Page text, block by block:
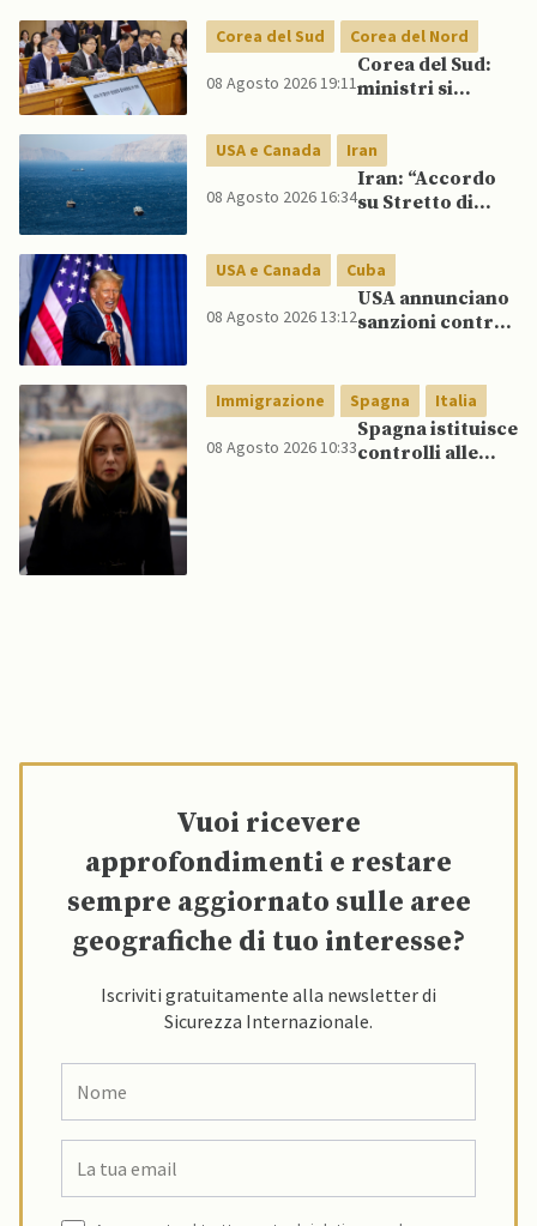
Corea del Sud Corea del Nord
08 Agosto 2026 19:11
Corea del Sud:
ministri si
pubblicamente
su politica con il
Nord, mentre
Lee spinge per
USA e Canada Iran
08 Agosto 2026 16:34
Iran: “Accordo
su Stretto di
ma non aprirà il
canale”
USA e Canada Cuba
08 Agosto 2026 13:12
USA annunciano
sanzioni contro
Immigrazione Spagna Italia
08 Agosto 2026 10:33
Spagna istituisce
controlli alle
Vuoi ricevere
approfondimenti e restare
sempre aggiornato sulle aree
geografiche di tuo interesse?
Iscriviti gratuitamente alla newsletter di
Sicurezza Internazionale.